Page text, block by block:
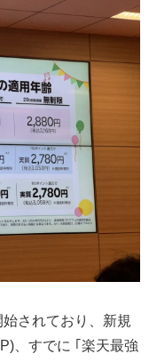
されており、新規
、すでに ｢楽天最強